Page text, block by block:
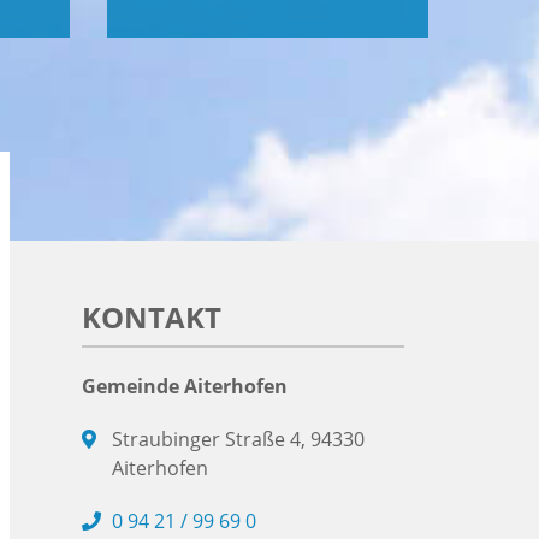
KONTAKT
Gemeinde Aiterhofen
Straubinger Straße 4, 94330
Aiterhofen
0 94 21 / 99 69 0